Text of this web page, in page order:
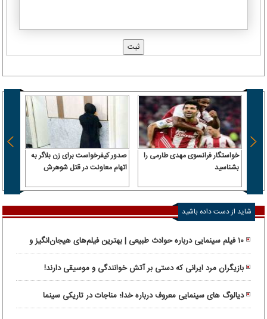
خواستگار فرانسوی مهدی طارمی را
بشناسید
صدور کیفرخواست برای زن بلاگر به
اتهام معاونت در قتل شوهرش
شاید از دست داده باشید
۱۰ فیلم سینمایی درباره حوادث طبیعی | بهترین فیلم‌های هیجان‌انگیز و
واقعی
بازیگران مرد ایرانی که دستی بر آتش خوانندگی و موسیقی دارند!
دیالوگ های سینمایی معروف درباره خدا؛ مناجات در تاریکی سینما